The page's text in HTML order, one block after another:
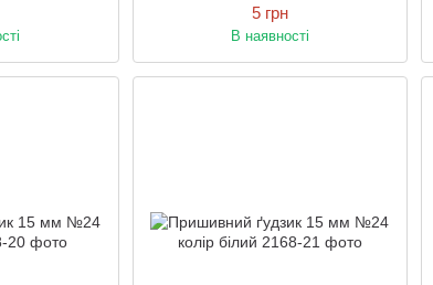
5 грн
В наявності